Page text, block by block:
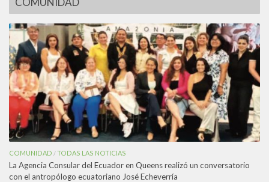
COMUNIDAD /TODAS LAS NOTICIAS
La Agencia Consular del Ecuador en Queens realizó un conversatorio
con el antropólogo ecuatoriano José Echeverría